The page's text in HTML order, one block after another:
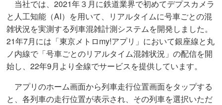
当社では、2021年３月に鉄道業界で初めてデプスカメラ
と人工知能（AI）を用いて、リアルタイムに号車ごとの混
雑状況を実測する列車混雑計測システムを開発しました。
21年7月には「東京メトロmy!アプリ」において銀座線と丸
ノ内線で「号車ごとのリアルタイム混雑状況」の配信を開
始し、22年9月より全線でサービスを提供しています。
アプリのホーム画面から列車走行位置画面をタップする
と、各列車の走行位置が表示され、その列車を選択いただ